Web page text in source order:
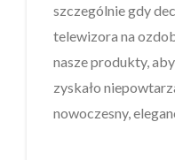
szczególnie gdy
telewizora na
nasze produkty,
zyskało
nowoczesny,